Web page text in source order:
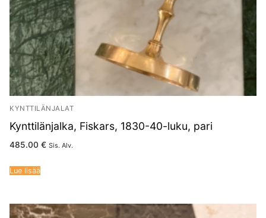
KYNTTILÄNJALAT
Kynttilänjalka, Fiskars, 1830-40-luku, pari
485.00 € Sis. Alv.
Lue lisää